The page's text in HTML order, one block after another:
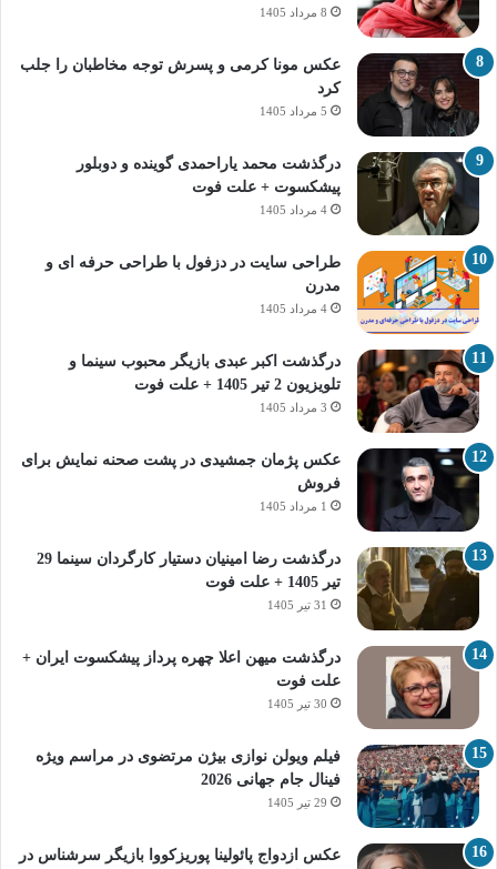
8 مرداد 1405
عکس مونا کرمی و پسرش توجه مخاطبان را جلب
کرد
5 مرداد 1405
درگذشت محمد یاراحمدی گوینده و دوبلور
پیشکسوت + علت فوت
4 مرداد 1405
طراحی سایت در دزفول با طراحی حرفه‌ ای و
مدرن
4 مرداد 1405
درگذشت اکبر عبدی بازیگر محبوب سینما و
تلویزیون 2 تیر 1405 + علت فوت
3 مرداد 1405
عکس پژمان جمشیدی در پشت صحنه نمایش برای
فروش
1 مرداد 1405
درگذشت رضا امینیان دستیار کارگردان سینما 29
تیر 1405 + علت فوت
31 تیر 1405
درگذشت میهن اعلا چهره پرداز پیشکسوت ایران +
علت فوت
30 تیر 1405
فیلم ویولن نوازی بیژن مرتضوی در مراسم ویژه
فینال جام جهانی 2026
29 تیر 1405
عکس ازدواج پائولینا پوریزکووا بازیگر سرشناس در